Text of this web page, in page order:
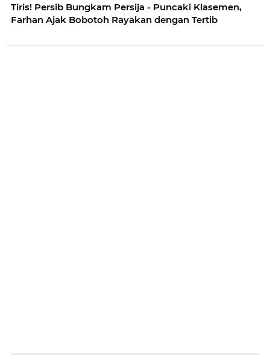
Tiris! Persib Bungkam Persija - Puncaki Klasemen,
Farhan Ajak Bobotoh Rayakan dengan Tertib